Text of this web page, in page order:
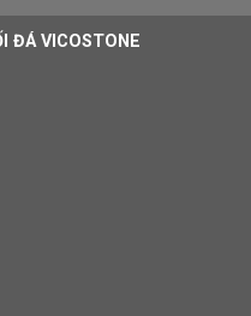
ĐÁ VICOSTONE